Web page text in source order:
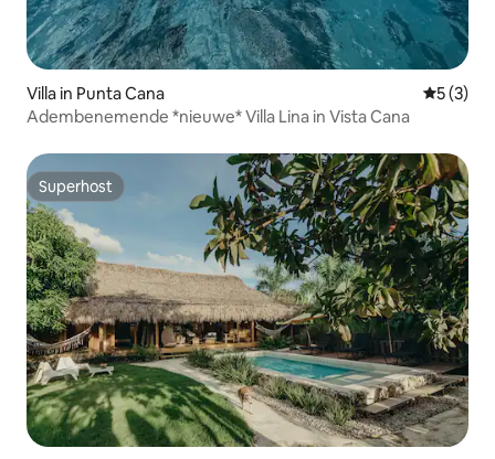
Villa in Punta Cana
5 (3)
Adembenemende *nieuwe* Villa Lina in Vista Cana
Superhost
Superhost